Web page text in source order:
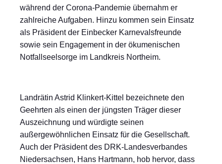
während der Corona-Pandemie übernahm er
zahlreiche Aufgaben. Hinzu kommen sein Einsatz
als Präsident der Einbecker Karnevalsfreunde
sowie sein Engagement in der ökumenischen
Notfallseelsorge im Landkreis Northeim.
Landrätin Astrid Klinkert-Kittel bezeichnete den
Geehrten als einen der jüngsten Träger dieser
Auszeichnung und würdigte seinen
außergewöhnlichen Einsatz für die Gesellschaft.
Auch der Präsident des DRK-Landesverbandes
Niedersachsen, Hans Hartmann, hob hervor, dass